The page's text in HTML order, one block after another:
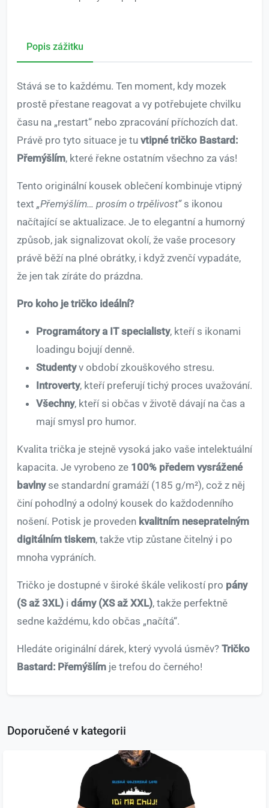
Popis zážitku
Stává se to každému. Ten moment, kdy mozek
prostě přestane reagovat a vy potřebujete chvilku
času na „restart“ nebo zpracování příchozích dat.
Právě pro tyto situace je tu vtipné tričko Bastard:
Přemýšlím, které řekne ostatním všechno za vás!
Tento originální kousek oblečení kombinuje vtipný
text „Přemýšlím… prosím o trpělivost“s ikonou
načítající se aktualizace. Je to elegantní a humorný
způsob, jak signalizovat okolí, že vaše procesory
právě běží na plné obrátky, i když zvenčí vypadáte,
že jen tak zíráte do prázdna.
Pro koho je tričko ideální?
Programátory a IT specialisty, kteří s ikonami
loadingu bojují denně.
Studentyv období zkouškového stresu.
Introverty, kteří preferují tichý proces uvažování.
Všechny, kteří si občas v životě dávají na čas a
mají smysl pro humor.
Kvalita trička je stejně vysoká jako vaše intelektuální
kapacita. Je vyrobeno ze 100% předem vysrážené
bavlnyse standardní gramáží (185 g/m²), což z něj
činí pohodlný a odolný kousek do každodenního
nošení. Potisk je proveden kvalitním nesepratelným
digitálním tiskem, takže vtip zůstane čitelný i po
mnoha vypráních.
Tričko je dostupné v široké škále velikostí pro pány
(S až 3XL) i dámy (XS až XXL), takže perfektně
sedne každému, kdo občas „načítá“.
Hledáte originální dárek, který vyvolá úsměv? Tričko
Bastard: Přemýšlím je trefou do černého!
Doporučené v kategorii